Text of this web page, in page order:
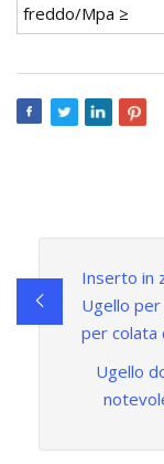
freddo/Mpa ≥
Inserto in
Ugello
per colata
Ugello